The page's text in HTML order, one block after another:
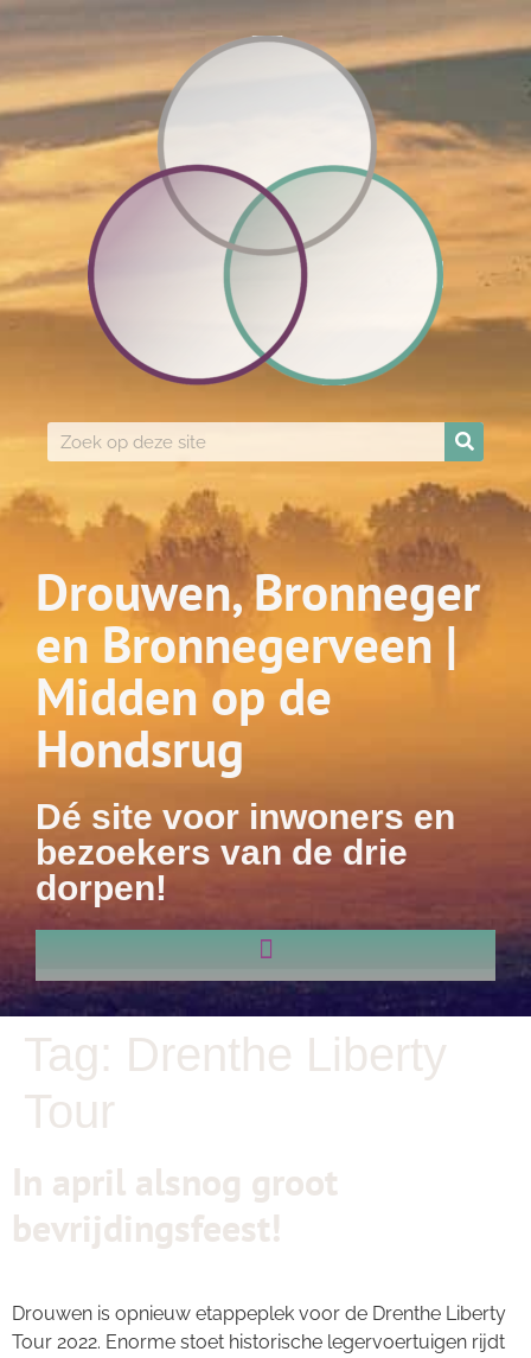
Drouwen, Bronneger
en Bronnegerveen |
Midden op de
Hondsrug
Dé site voor inwoners en
bezoekers van de drie
dorpen!
Tag: Drenthe Liberty
Tour
In april alsnog groot
bevrijdingsfeest!
Drouwen is opnieuw etappeplek voor de Drenthe Liberty
Tour 2022. Enorme stoet historische legervoertuigen rijdt